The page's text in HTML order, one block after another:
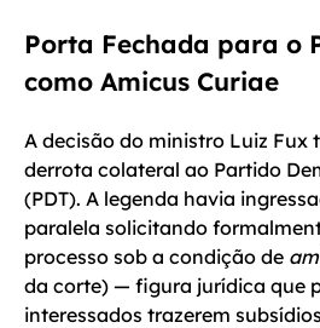
Porta Fechada para o
como Amicus Curiae
A decisão do ministro Luiz Fux
derrota colateral ao Partido
(PDT). A legenda havia
paralela solicitando
processo sob a condição de
da corte) — figura jurídica que
interessados trazerem